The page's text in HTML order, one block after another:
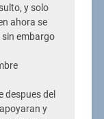
y solo
ahora se
embargo
despues del
y